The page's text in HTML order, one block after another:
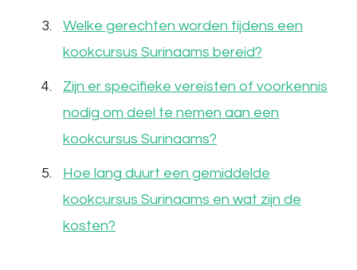
Welke gerechten worden tijdens een
kookcursus Surinaams bereid?
Zijn er specifieke vereisten of voorkennis
nodig om deel te nemen aan een
kookcursus Surinaams?
Hoe lang duurt een gemiddelde
kookcursus Surinaams en wat zijn de
kosten?